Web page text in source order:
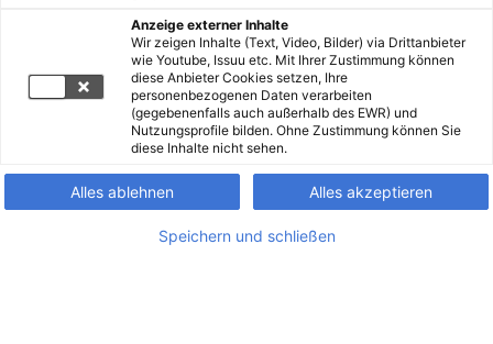
Anzeige externer Inhalte
Wir zeigen Inhalte (Text, Video, Bilder) via Drittanbieter
wie Youtube, Issuu etc. Mit Ihrer Zustimmung können
diese Anbieter Cookies setzen, Ihre
personenbezogenen Daten verarbeiten
(gegebenenfalls auch außerhalb des EWR) und
Nutzungsprofile bilden. Ohne Zustimmung können Sie
diese Inhalte nicht sehen.
Alles ablehnen Alles akzeptieren
Speichern und schließen